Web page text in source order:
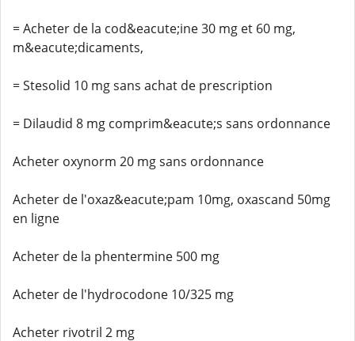
= Acheter de la cod&eacute;ine 30 mg et 60 mg,
m&eacute;dicaments,
= Stesolid 10 mg sans achat de prescription
= Dilaudid 8 mg comprim&eacute;s sans ordonnance
Acheter oxynorm 20 mg sans ordonnance
Acheter de l'oxaz&eacute;pam 10mg, oxascand 50mg
en ligne
Acheter de la phentermine 500 mg
Acheter de l'hydrocodone 10/325 mg
Acheter rivotril 2 mg